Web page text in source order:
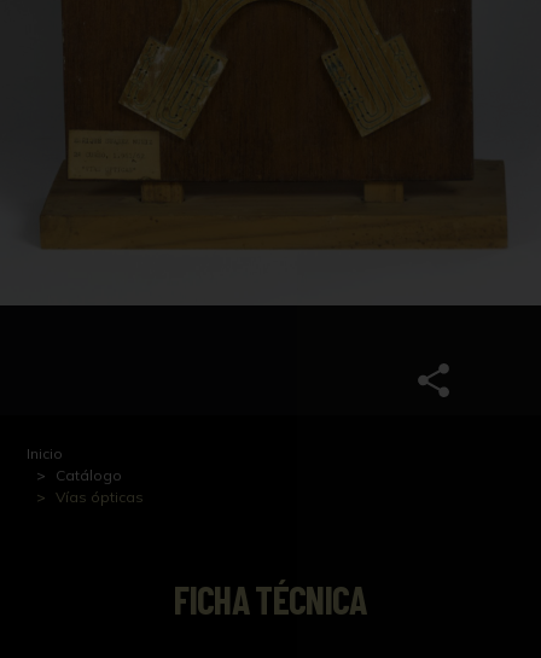
Inicio
Catálogo
Vías ópticas
FICHA TÉCNICA